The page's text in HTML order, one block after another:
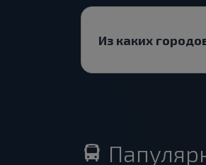
Из каких